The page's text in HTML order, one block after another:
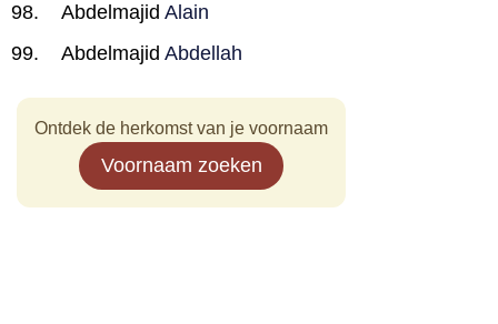
Abdelmajid Alain
Abdelmajid Abdellah
Ontdek de herkomst van je voornaam
Voornaam zoeken